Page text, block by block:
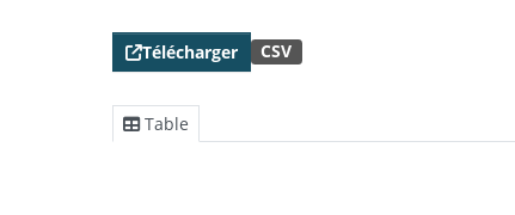
Télécharger CSV
Table